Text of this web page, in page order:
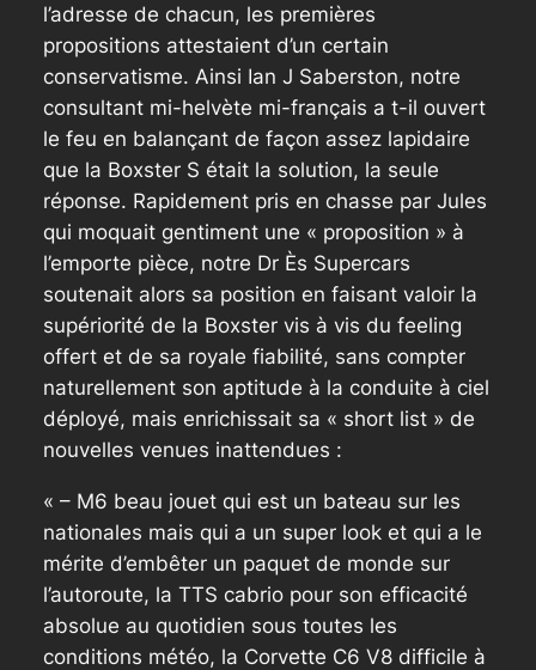
l’adresse de chacun, les premières
propositions attestaient d’un certain
conservatisme. Ainsi Ian J Saberston, notre
consultant mi-helvète mi-français a t-il ouvert
le feu en balançant de façon assez lapidaire
que la Boxster S était la solution, la seule
réponse. Rapidement pris en chasse par Jules
qui moquait gentiment une « proposition » à
l’emporte pièce, notre Dr Ès Supercars
soutenait alors sa position en faisant valoir la
supériorité de la Boxster vis à vis du feeling
offert et de sa royale fiabilité, sans compter
naturellement son aptitude à la conduite à ciel
déployé, mais enrichissait sa « short list » de
nouvelles venues inattendues :
« – M6 beau jouet qui est un bateau sur les
nationales mais qui a un super look et qui a le
mérite d’embêter un paquet de monde sur
l’autoroute, la TTS cabrio pour son efficacité
absolue au quotidien sous toutes les
conditions météo, la Corvette C6 V8 difficile à